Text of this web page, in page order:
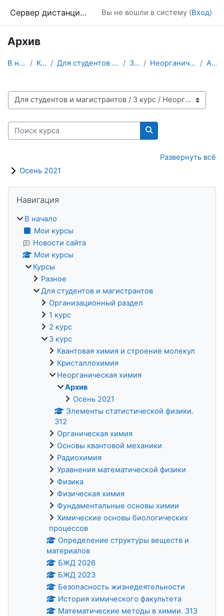
Сервер дистанционного обучения Химического факультета МГУ Вы не вошли в систему (Вход)
Архив
В начало Курсы Для студентов и магистрантов 3 курс Неорганическая химия Архив
Категории курсов
Поиск курса
Поиск курса
Развернуть всё
Осень 2021
Блоки
Навигация
В начало
Мои курсы
Новости сайта
Мои курсы
Курсы
Разное
Для студентов и магистрантов
Организационный раздел
1 курс
2 курс
3 курс
Квантовая химия и строение молекул
Кристаллохимия
Неорганическая химия
Архив
Осень 2021
Элементы статистической физики.
312
Органическая химия
Основы квантовой механики
Радиохимия
Уравнения математической физики
Физика
Физическая химия
Фундаментальные основы химии
Химические основы биологических
процессов
Определение структуры веществ и
материалов
БЖД 2026
БЖД 2023
Безопасность жизнедеятельности
История химического факультета
Математические методы в химии. 313